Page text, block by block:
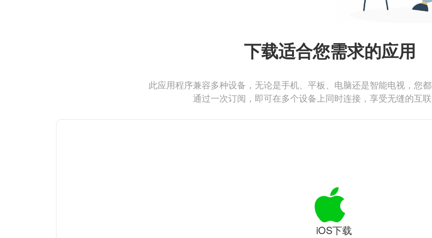
下载适合您需求的应用
此应用程序兼容多种设备，无论是手机、平板、电脑还是智能电视，您都
通过一次订阅，即可在多个设备上同时连接，享受无缝的互联
iOS下载